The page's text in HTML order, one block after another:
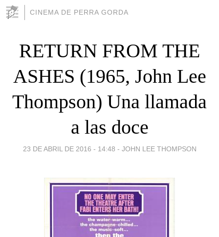
CINEMA DE PERRA GORDA
RETURN FROM THE
ASHES (1965, John Lee
Thompson) Una llamada
a las doce
23 DE ABRIL DE 2016 - 14:48 - JOHN LEE THOMPSON